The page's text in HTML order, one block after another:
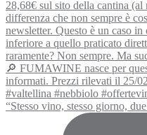
“Stesso vino, stesso giorno,